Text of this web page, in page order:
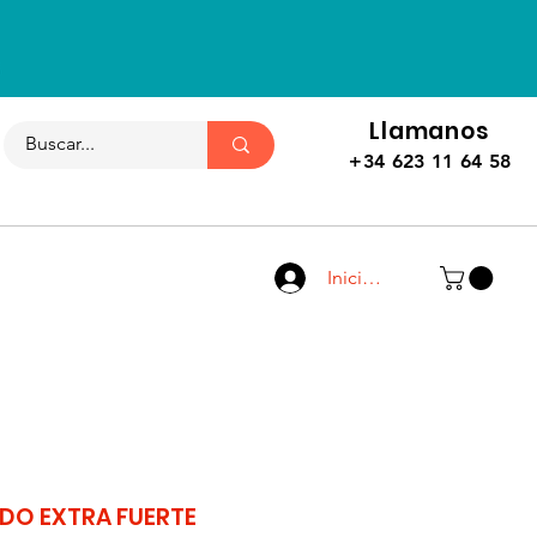
Llamanos
+34 623 11 64 58
Iniciar sesión
EXTRA FUERTE